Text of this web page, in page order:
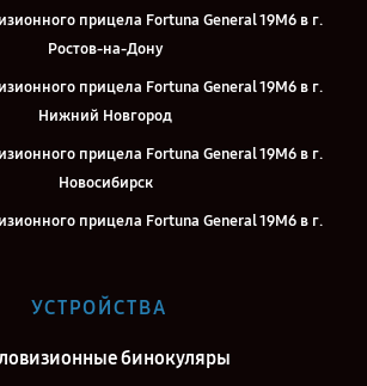
прицела Fortuna General 19M6 в г.
Ростов-на-Дону
прицела Fortuna General 19M6 в г.
Нижний Новгород
прицела Fortuna General 19M6 в г.
Новосибирск
прицела Fortuna General 19M6 в г.
Екатеринбург
прицела Fortuna General 19M6 в г.
УСТРОЙСТВА
бинокуляры